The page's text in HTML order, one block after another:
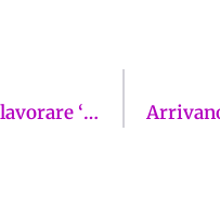
Stadio Franchi 4 mesi dopo, Sabatini: “Ma non si doveva lavorare ‘moltissimo’?”